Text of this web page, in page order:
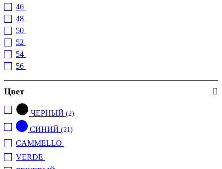
46
48
50
52
54
56
Цвет
ЧЕРНЫЙ (2)
СИНИЙ (21)
CAMMELLO
VERDE